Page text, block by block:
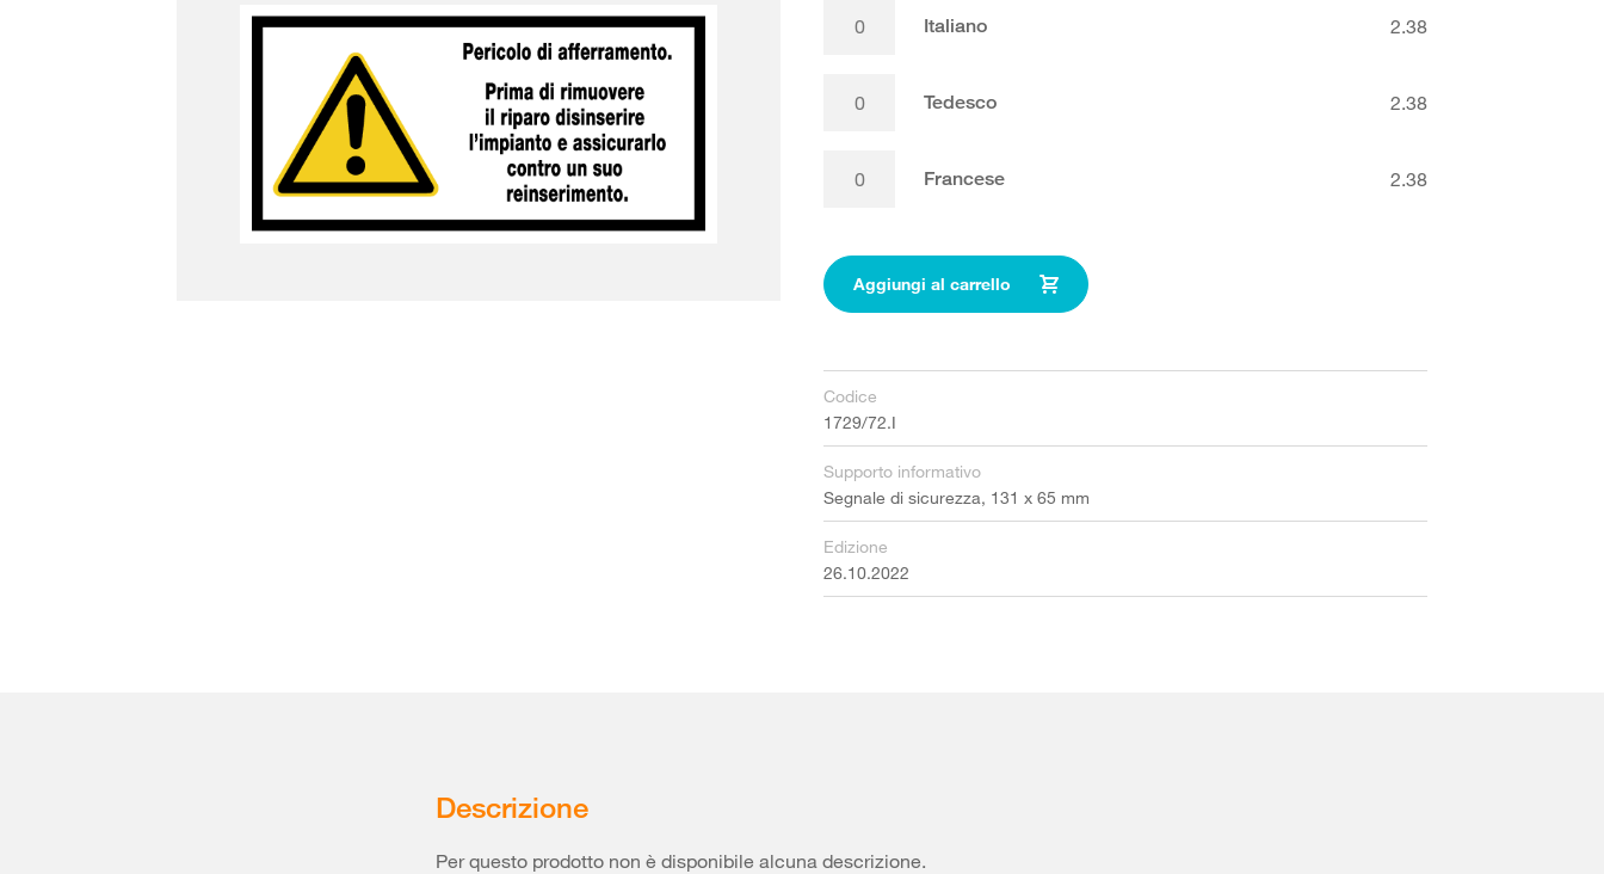
Italiano 2.38
Tedesco 2.38
Francese 2.38
Aggiungi al carrello
Codice
1729/72.I
Supporto informativo
Segnale di sicurezza, 131 x 65 mm
Edizione
26.10.2022
Descrizione
Per questo prodotto non è disponibile alcuna descrizione.